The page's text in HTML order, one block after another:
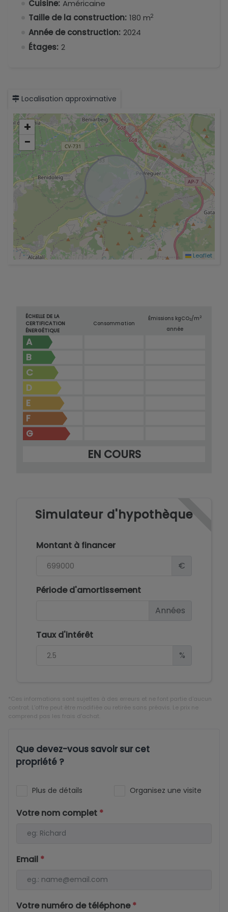
Cuisine: Américaine
Taille de la construction: 180 m2
Année de construction: 2024
Étages: 2
Localisation approximative
+
−
Leaflet
ÉCHELLE DE LA
CERTIFICATION
ÉNERGÉTIQUE
Consommation
Émissions kgCO2/m2
année
A
B
C
D
E
F
G
EN COURS
Simulateur d'hypothèque
Montant à financer
€
Période d'amortissement
Années
Taux d'intérêt
%
*Ces informations sont sujettes à des erreurs et ne font partie d'aucun
contrat. L'offre peut être modifiée ou retirée sans préavis. Le prix ne
comprend pas les frais d'achat.
Que devez-vous savoir sur cet
propriété ?
Plus de détails Organisez une visite
Votre nom complet *
Email *
Votre numéro de téléphone*